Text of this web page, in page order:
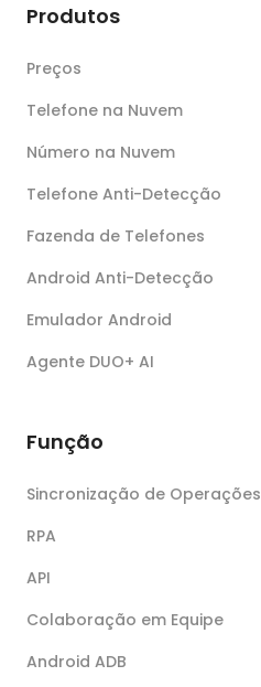
Produtos
Preços
Telefone na Nuvem
Número na Nuvem
Telefone Anti-Detecção
Fazenda de Telefones
Android Anti-Detecção
Emulador Android
Agente DUO+ AI
Função
Sincronização de Operações
RPA
API
Colaboração em Equipe
Android ADB